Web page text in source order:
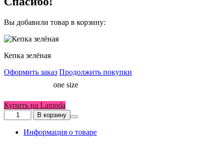
Вы добавили товар в корзину:
Кепка зелёная
Оформить заказ Продолжить покупки
аксессуары
one size
Купить на Lamoda
Количество
товара
Кепка
В корзину
Информация о товаре